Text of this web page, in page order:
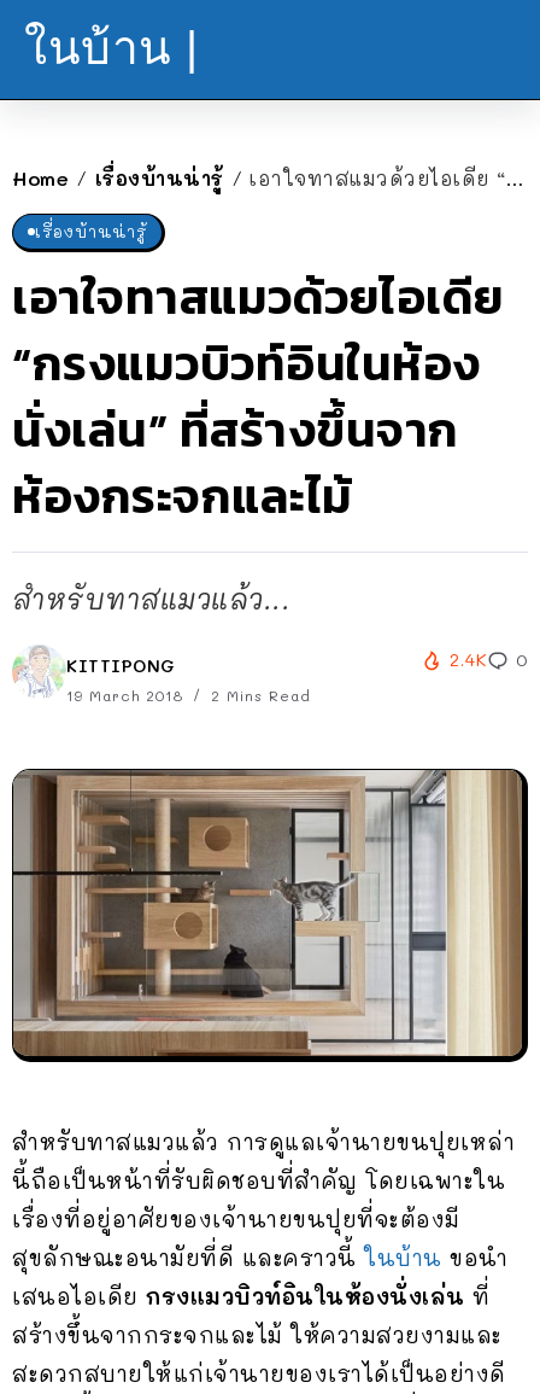
ในบ้าน |
Home / เรื่องบ้านน่ารู้ / เอาใจทาสแมวด้วยไอเดีย “กรงแมวบิวท์อินในห้องนั่งเล่น” ที่สร้างขึ้นจากห้องกระจกและไม้
เรื่องบ้านน่ารู้
เอาใจทาสแมวด้วยไอเดีย
“กรงแมวบิวท์อินในห้อง
นั่งเล่น” ที่สร้างขึ้นจาก
ห้องกระจกและไม้
สำหรับทาสแมวแล้ว...
KITTIPONG
19 March 2018 2 Mins Read
2.4K 0
สำหรับทาสแมวแล้ว การดูแลเจ้านายขนปุยเหล่า
นี้ถือเป็นหน้าที่รับผิดชอบที่สำคัญ โดยเฉพาะใน
เรื่องที่อยู่อาศัยของเจ้านายขนปุยที่จะต้องมี
สุขลักษณะอนามัยที่ดี และคราวนี้ในบ้าน ขอนำ
เสนอไอเดีย กรงแมวบิวท์อินในห้องนั่งเล่น ที่
สร้างขึ้นจากกระจกและไม้ ให้ความสวยงามและ
สะดวกสบายให้แก่เจ้านายของเราได้เป็นอย่างดี